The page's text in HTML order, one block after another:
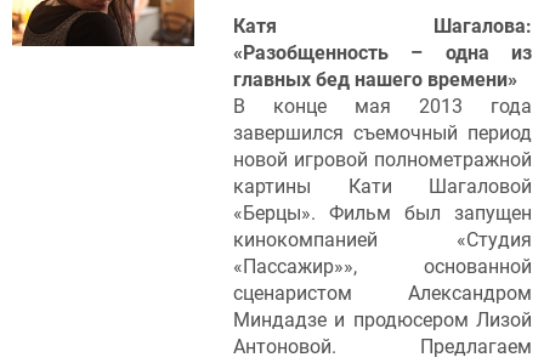
Катя Шагалова:
«Разобщенность – одна из
главных бед нашего времени»
В конце мая 2013 года
завершился съемочный период
новой игровой полнометражной
картины Кати Шагаловой
«Берцы». Фильм был запущен
кинокомпанией «Студия
«Пассажир»», основанной
сценаристом Александром
Миндадзе и продюсером Лизой
Антоновой. Предлагаем